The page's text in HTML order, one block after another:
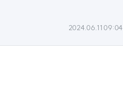
2024.06.11 09:04